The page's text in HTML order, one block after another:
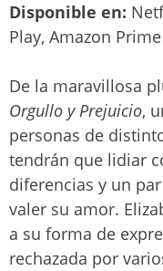
Disponible en:
Play, Amazon Prime
De la maravillosa
Orgullo y Prejuicio,
personas de
tendrán que lidiar
diferencias y un
valer su amor.
a su forma de
rechazada por